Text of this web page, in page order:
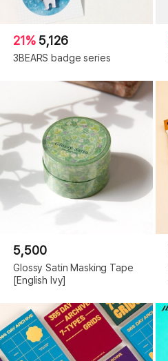
21% 5,126
3BEARS badge series
5,500
Glossy Satin Masking Tape
[English Ivy]